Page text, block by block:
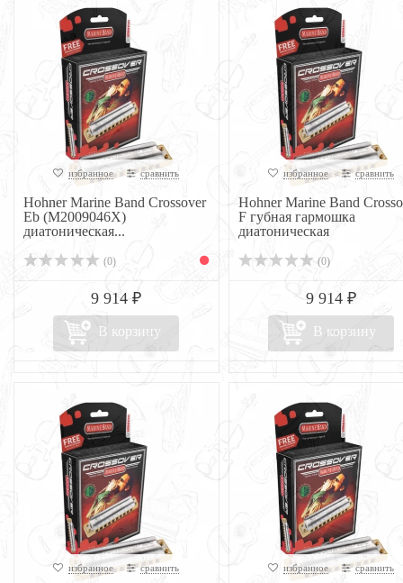
избранное сравнить
Hohner Marine Band Crossover
Eb (M2009046X)
диатоническая...
(0)
9 914 ₽
В корзину
избранное сравнить
Hohner Marine Band
F губная гармошка
диатоническая
(0)
9 914 ₽
В корзину
избранное сравнить избранное сравнить